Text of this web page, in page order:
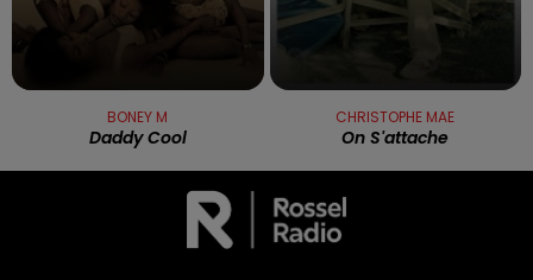
BONEY M
Daddy Cool
CHRISTOPHE MAE
On S'attache